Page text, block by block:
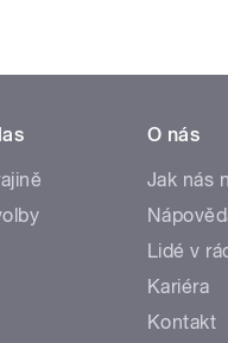
O nás
Jak nás
Lidé v
Kariéra
Kontakt